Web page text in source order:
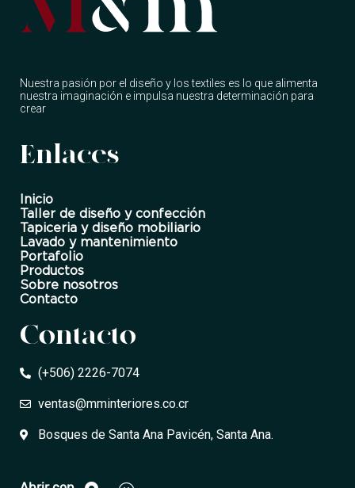
Nuestra pasión por el diseño y los textiles es lo que alimenta
nuestra imaginación e impulsa nuestra determinación para
crear
Enlaces
Inicio
Taller de diseño y confección
Tapiceria y diseño mobiliario
Lavado y mantenimiento
Portafolio
Productos
Sobre nosotros
Contacto
Contacto
(+506) 2226-7074
ventas@mminteriores.co.cr
Bosques de Santa Ana Pavicén, Santa Ana.